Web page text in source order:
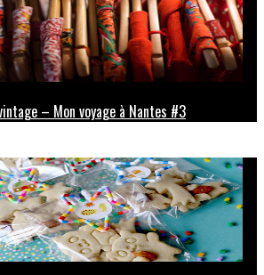
– Mon voyage à Nantes #3